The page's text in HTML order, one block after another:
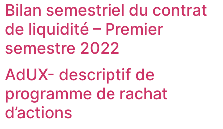
Bilan semestriel du contrat
de liquidité – Premier
semestre 2022
AdUX- descriptif de
programme de rachat
d’actions